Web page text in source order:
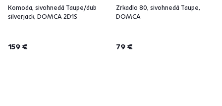
Komoda, sivohnedá Taupe/dub
silverjack, DOMCA 2D1S
159 €
Zrkadlo 80, sivohnedá Taupe,
DOMCA
79 €